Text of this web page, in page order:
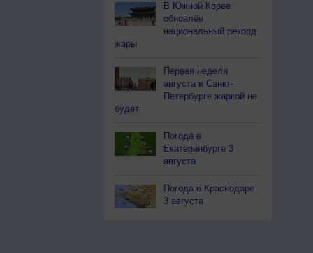
В Южной Корее
обновлён
национальный рекорд
жары
Первая неделя
августа в Санкт-
Петербурге жаркой не
будет
Погода в
Екатеринбурге 3
августа
Погода в Краснодаре
3 августа